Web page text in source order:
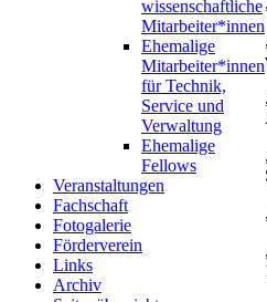
wissenschaftliche
Mitarbeiter*innen
Ehemalige
Mitarbeiter*innen
für Technik,
Service und
Verwaltung
Ehemalige
Fellows
Veranstaltungen
Fachschaft
Fotogalerie
Förderverein
Links
Archiv